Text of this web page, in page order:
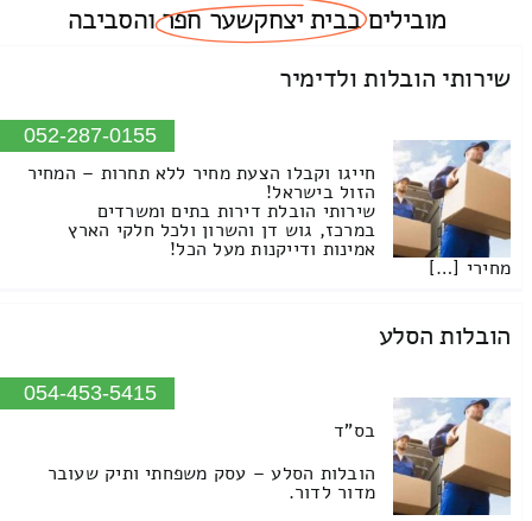
מוביליםבבית יצחקשער חפרוהסביבה
שירותי הובלות ולדימיר
052-287-0155
חייגו וקבלו הצעת מחיר ללא תחרות – המחיר
הזול בישראל!
שירותי הובלת דירות בתים ומשרדים
במרכז, גוש דן והשרון ולכל חלקי הארץ
אמינות ודייקנות מעל הכל!
מחירי […]
הובלות הסלע
054-453-5415
בס"ד
הובלות הסלע – עסק משפחתי ותיק שעובר
מדור לדור.